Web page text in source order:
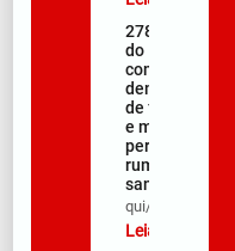
278ª Romaria
do Muquém
começa com
demonstração
de fé, emoção
e milhares de
peregrinos
rumo ao
santuário
qui/08/2026
Leia mais »